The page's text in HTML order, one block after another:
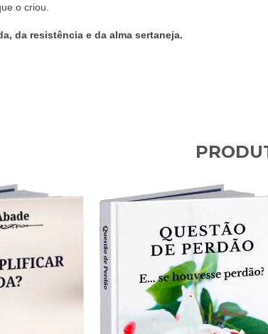
o criou.
da resistência e da alma sertaneja.